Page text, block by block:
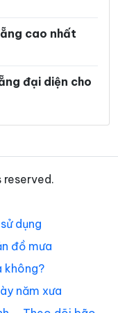
Phước
Kôn
Điền
Trường
Bồn
cao nhất
đại diện cho
reserved.
dụng
đồ mưa
không?
năm xưa